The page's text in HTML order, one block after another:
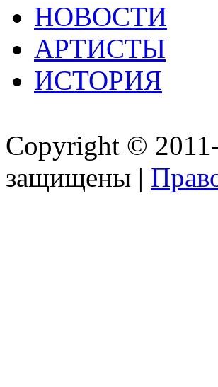
НОВОСТИ
АРТИСТЫ
ИСТОРИЯ
Copyright ©
защищены |